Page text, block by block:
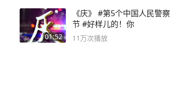
01:52
《庆》 #第5个中国人民警察
节 #好样儿的！你
11万次播放